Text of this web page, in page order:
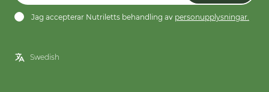
Jag accepterar Nutriletts behandling av personupplysningar.